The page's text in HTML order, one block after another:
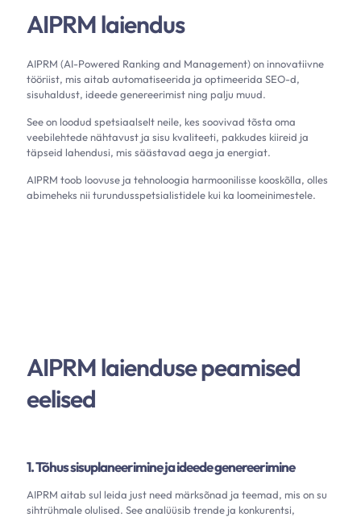
AIPRM laiendus
AIPRM (AI-Powered Ranking and Management) on innovatiivne
tööriist, mis aitab automatiseerida ja optimeerida SEO-d,
sisuhaldust, ideede genereerimist ning palju muud.
See on loodud spetsiaalselt neile, kes soovivad tõsta oma
veebilehtede nähtavust ja sisu kvaliteeti, pakkudes kiireid ja
täpseid lahendusi, mis säästavad aega ja energiat.
AIPRM toob loovuse ja tehnoloogia harmoonilisse kooskõlla, olles
abimeheks nii turundusspetsialistidele kui ka loomeinimestele.
AIPRM laienduse peamised
eelised
1. Tõhus sisuplaneerimine ja ideede genereerimine
AIPRM aitab sul leida just need märksõnad ja teemad, mis on su
sihtrühmale olulised. See analüüsib trende ja konkurentsi,